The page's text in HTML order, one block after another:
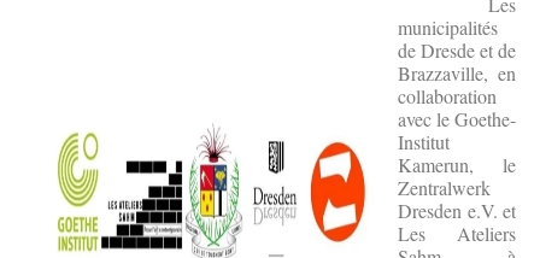
municipalités
de Dresde et de
Brazzaville, en
collaboration
avec le Goethe-
Institut
Kamerun, le
Zentralwerk
Dresden e.V. et
Les Ateliers